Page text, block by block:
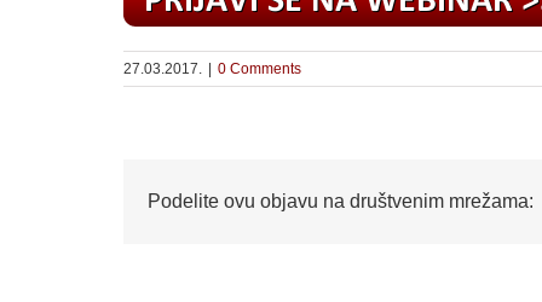
27.03.2017. | 0 Comments
Podelite ovu objavu na društvenim mrežama: